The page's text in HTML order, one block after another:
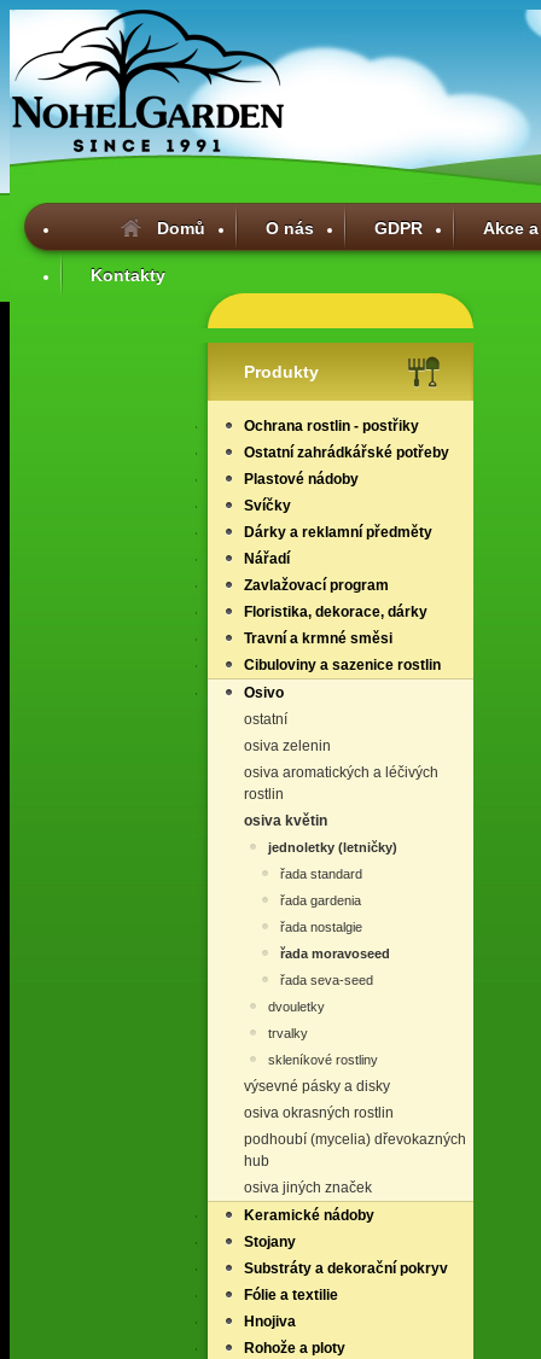
Domů O nás GDPR Akce
Kontakty
Produkty
Ochrana rostlin - postřiky
Ostatní zahrádkářské potřeby
Plastové nádoby
Svíčky
Dárky a reklamní předměty
Nářadí
Zavlažovací program
Floristika, dekorace, dárky
Travní a krmné směsi
Cibuloviny a sazenice rostlin
Osivo
ostatní
osiva zelenin
osiva aromatických a léčivých
rostlin
osiva květin
jednoletky (letničky)
řada standard
řada gardenia
řada nostalgie
řada moravoseed
řada seva-seed
dvouletky
trvalky
skleníkové rostliny
výsevné pásky a disky
osiva okrasných rostlin
podhoubí (mycelia) dřevokazných
hub
osiva jiných značek
Keramické nádoby
Stojany
Substráty a dekorační pokryv
Fólie a textilie
Hnojiva
Rohože a ploty